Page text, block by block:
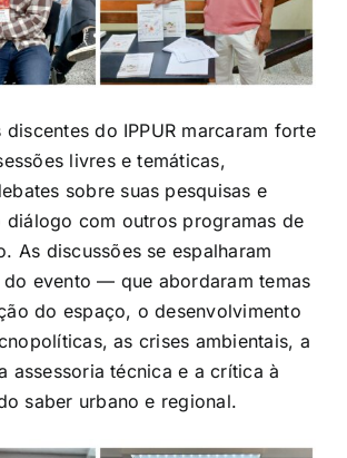
do IPPUR marcaram forte
livres e temáticas,
sobre suas pesquisas e
com outros programas de
As discussões se espalharam
do evento — que abordaram temas
do espaço, o desenvolvimento
as crises ambientais, a
assessoria técnica e a crítica à
saber urbano e regional.